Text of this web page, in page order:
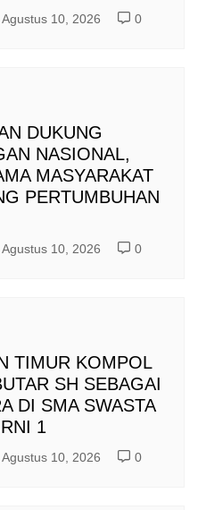
Agustus 10, 2026 0
DUKUNG
NASIONAL,
MASYARAKAT
PERTUMBUHAN
Agustus 10, 2026 0
TIMUR KOMPOL
SH SEBAGAI
DI SMA SWASTA
1
Agustus 10, 2026 0